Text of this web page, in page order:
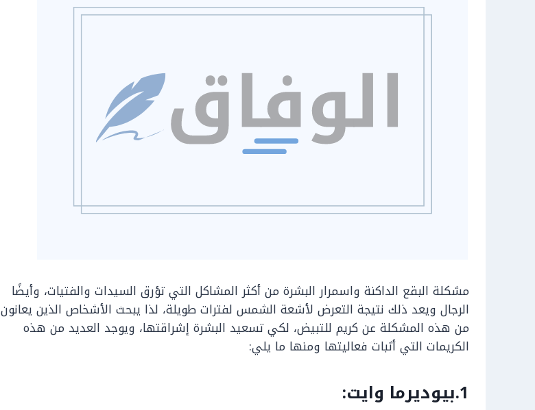
مشكلة البقع الداكنة واسمرار البشرة من أكثر المشاكل التي تؤرق السيدات والفتيات، وأيضًا
الرجال ويعد ذلك نتيجة التعرض لأشعة الشمس لفترات طويلة، لذا يبحث الأشخاص الذين يعانون
من هذه المشكلة عن كريم للتبيض، لكي تسعيد البشرة إشراقتها، ويوجد العديد من هذه
الكريمات التي أثبات فعاليتها ومنها ما يلي:
1.بيوديرما وايت: